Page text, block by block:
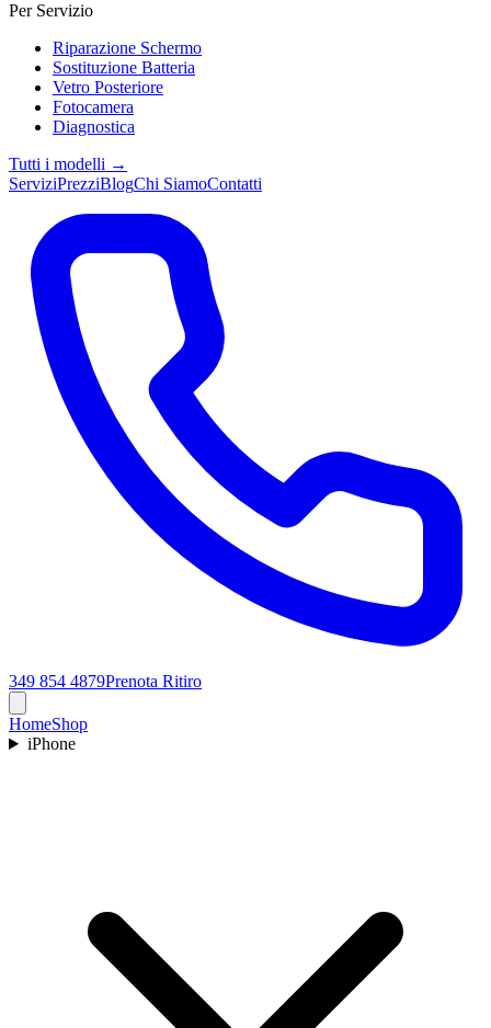
Per Servizio
Riparazione Schermo
Sostituzione Batteria
Vetro Posteriore
Fotocamera
Diagnostica
Tutti i modelli →
ServiziPrezziBlogChi SiamoContatti
349 854 4879Prenota Ritiro
HomeShop
iPhone